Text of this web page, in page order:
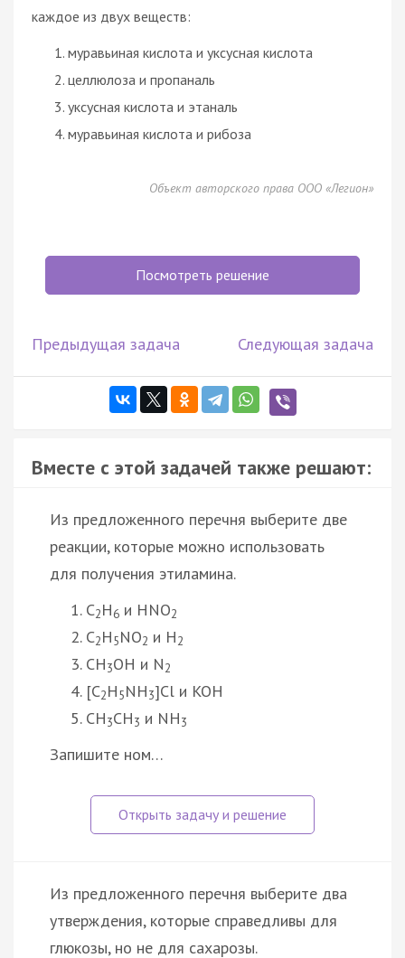
каждое из двух веществ:
муравьиная кислота и уксусная кислота
целлюлоза и пропаналь
уксусная кислота и этаналь
муравьиная кислота и рибоза
Объект авторского права ООО «Легион»
Посмотреть решение
Предыдущая задача Следующая задача
Вместе с этой задачей также решают:
Из предложенного перечня выберите две
реакции, которые можно использовать
для получения этиламина.
C2H6 и HNO2
C2H5NO2 и H2
CH3OH и N2
[C2H5NH3]Cl и KOH
CH3CH3 и NH3
Запишите ном…
Из предложенного перечня выберите два
утверждения, которые справедливы для
глюкозы, но не для сахарозы.